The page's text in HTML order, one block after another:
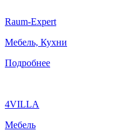
Raum-Expert
Мебель, Кухни
Подробнее
4VILLA
Мебель